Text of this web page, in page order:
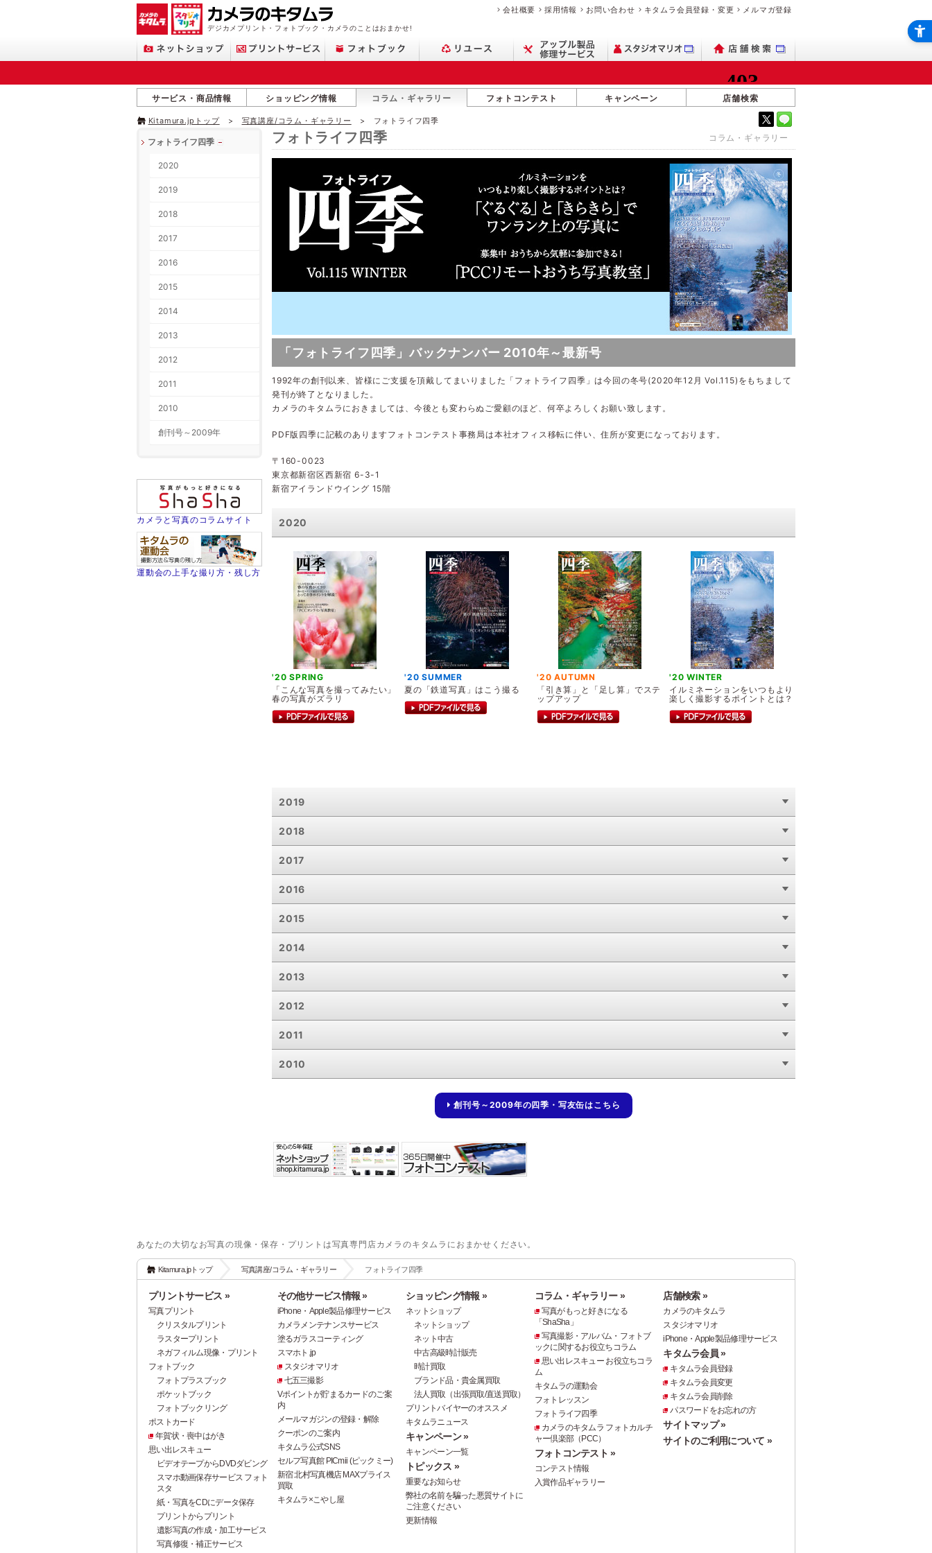
デジカメプリント・フォトブック・カメラのことはおまかせ!
会社概要 採用情報 お問い合わせ キタムラ会員登録・変更 メルマガ登録
サービス・商品情報 ショッピング情報 コラム・ギャラリー フォトコンテスト キャンペーン 店舗検索
Kitamura.jpトップ 写真講座/コラム・ギャラリー フォトライフ四季
フォトライフ四季 コラム・ギャラリー
「フォトライフ四季」バックナンバー 2010年～最新号
1992年の創刊以来、皆様にご支援を頂戴してまいりました「フォトライフ四季」は今回の冬号(2020年12月 Vol.115)をもちまして
発刊が終了となりました。
カメラのキタムラにおきましては、今後とも変わらぬご愛顧のほど、何卒よろしくお願い致します。
PDF版四季に記載のありますフォトコンテスト事務局は本社オフィス移転に伴い、住所が変更になっております。
〒160-0023
東京都新宿区西新宿 6-3-1
新宿アイランドウイング 15階
2020
'20 SPRING
「こんな写真を撮ってみたい」
春の写真がズラリ
'20 SUMMER
夏の「鉄道写真」はこう撮る
'20 AUTUMN
「引き算」と「足し算」でステ
ップアップ
'20 WINTER
イルミネーションをいつもより
楽しく撮影するポイントとは？
2019
2018
2017
2016
2015
2014
2013
2012
2011
2010
創刊号～2009年の四季・写友缶はこちら
フォトライフ四季
2020
2019
2018
2017
2016
2015
2014
2013
2012
2011
2010
創刊号～2009年
カメラと写真のコラムサイト
運動会の上手な撮り方・残し方
あなたの大切なお写真の現像・保存・プリントは写真専門店カメラのキタムラにおまかせください。
Kitamura.jpトップ 写真講座/コラム・ギャラリー フォトライフ四季
プリントサービス »
写真プリント
クリスタルプリント
ラスタープリント
ネガフィルム現像・プリント
フォトブック
フォトプラスブック
ポケットブック
フォトブックリング
ポストカード
年賀状・喪中はがき
思い出レスキュー
ビデオテープからDVDダビング
スマホ動画保存サービス フォト
スタ
紙・写真をCDにデータ保存
プリントからプリント
遺影写真の作成・加工サービス
写真修復・補正サービス
その他サービス情報 »
iPhone・Apple製品修理サービス
カメラメンテナンスサービス
塗るガラスコーティング
スマホト.jp
スタジオマリオ
七五三撮影
Vポイントが貯まるカードのご案
内
メールマガジンの登録・解除
クーポンのご案内
キタムラ公式SNS
セルフ写真館 PICmii (ピックミー)
新宿 北村写真機店 MAXプライス
買取
キタムラ×こやし屋
ショッピング情報 »
ネットショップ
ネットショップ
ネット中古
中古高級時計販売
時計買取
ブランド品・貴金属買取
法人買取（出張買取/直送買取）
プリントバイヤーのオススメ
キタムラニュース
キャンペーン »
キャンペーン一覧
トピックス »
重要なお知らせ
弊社の名前を騙った悪質サイトに
ご注意ください
更新情報
コラム・ギャラリー »
写真がもっと好きになる
「ShaSha」
写真撮影・アルバム・フォトブ
ックに関するお役立ちコラム
思い出レスキュー お役立ちコラ
ム
キタムラの運動会
フォトレッスン
フォトライフ四季
カメラのキタムラ フォトカルチ
ャー倶楽部（PCC）
フォトコンテスト »
コンテスト情報
入賞作品ギャラリー
店舗検索 »
カメラのキタムラ
スタジオマリオ
iPhone・Apple製品修理サービス
キタムラ会員 »
キタムラ会員登録
キタムラ会員変更
キタムラ会員削除
パスワードをお忘れの方
サイトマップ »
サイトのご利用について »